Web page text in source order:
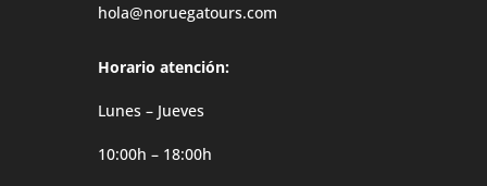
hola@noruegatours.com
Horario atención:
Lunes – Jueves
10:00h – 18:00h